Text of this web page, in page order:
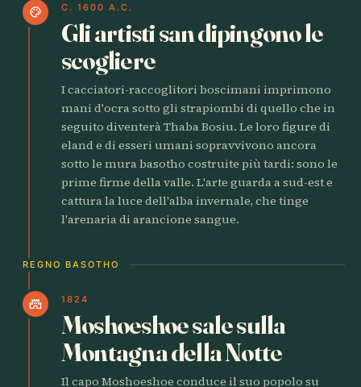
palette C. 1600 A.C.
Gli artisti san dipingono le
scogliere
I cacciatori-raccoglitori boscimani imprimono
mani d'ocra sotto gli strapiombi di quello che in
seguito diventerà Thaba Bosiu. Le loro figure di
eland e di esseri umani sopravvivono ancora
sotto le mura basotho costruite più tardi: sono le
prime firme della valle. L'arte guarda a sud-est e
cattura la luce dell'alba invernale, che tinge
l'arenaria di arancione sangue.
REGNO BASOTHO
castle 1824
Moshoeshoe sale sulla
Montagna della Notte
Il capo Moshoeshoe conduce il suo popolo su